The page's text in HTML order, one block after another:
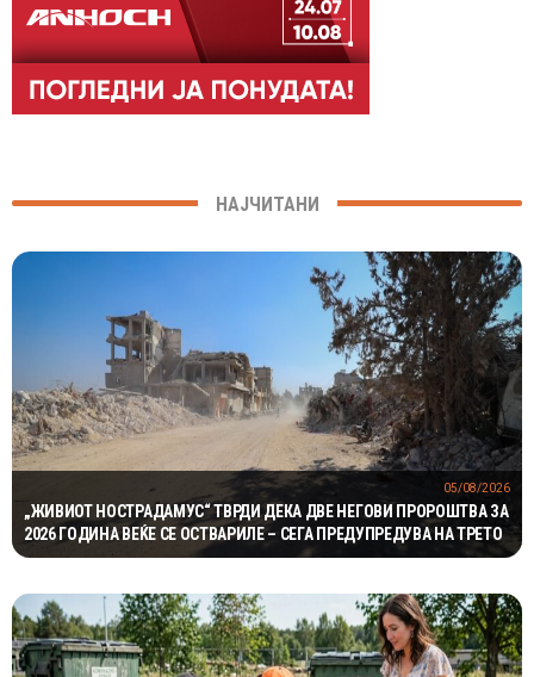
НАЈЧИТАНИ
„ЖИВИОТ НОСТРАДАМУС“ ТВРДИ ДЕКА ДВЕ НЕГОВИ ПРОРОШТВА ЗА
2026 ГОДИНА ВЕЌЕ СЕ ОСТВАРИЛЕ – СЕГА ПРЕДУПРЕДУВА НА ТРЕТО
05/08/2026